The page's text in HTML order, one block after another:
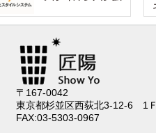
〒167-0042
東京都杉並区西荻北3-12-6 1Ｆ
FAX:03-5303-0967